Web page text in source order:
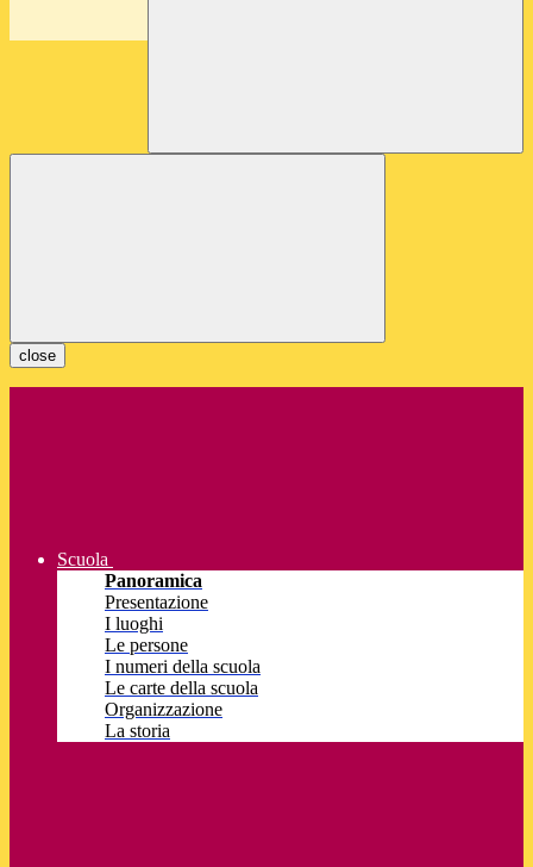
close
Scuola
Panoramica
Presentazione
I luoghi
Le persone
I numeri della scuola
Le carte della scuola
Organizzazione
La storia